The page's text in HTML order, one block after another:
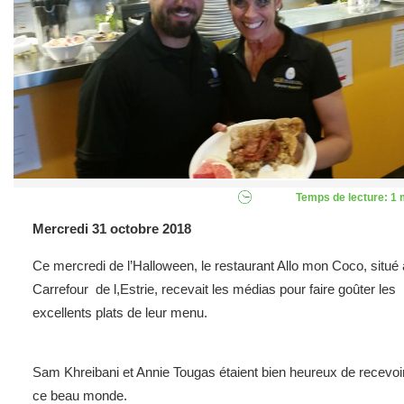
Temps de lecture: 1
Mercredi 31 octobre 2018
Ce mercredi de l’Halloween, le restaurant Allo mon Coco, situé
Carrefour de l,Estrie, recevait les médias pour faire goûter les
excellents plats de leur menu.
Sam Khreibani et Annie Tougas étaient bien heureux de
ce beau monde.